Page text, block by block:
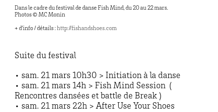
Dans le cadre du festival de danse Fish Mind, du 20 au 22 mars.
Photos © MC Monin
+ d’info / détails : http://fishandshoes.com
Suite du festival
• sam. 21 mars 10h30 > Initiation à la danse
• sam. 21 mars 14h > Fish Mind Session (
Rencontres dansées et battle de Break )
• sam. 21 mars 22h > After Use Your Shoes